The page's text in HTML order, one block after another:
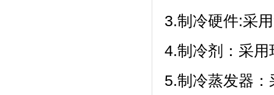
3.制冷硬件:采用
4.制冷剂：
5.制冷蒸发器